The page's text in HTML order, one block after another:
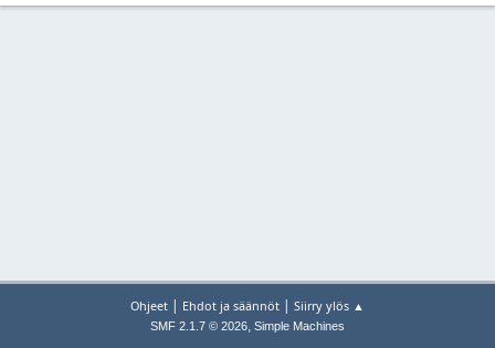
Ohjeet | Ehdot ja säännöt | Siirry ylös ▲
SMF 2.1.7 © 2026, Simple Machines